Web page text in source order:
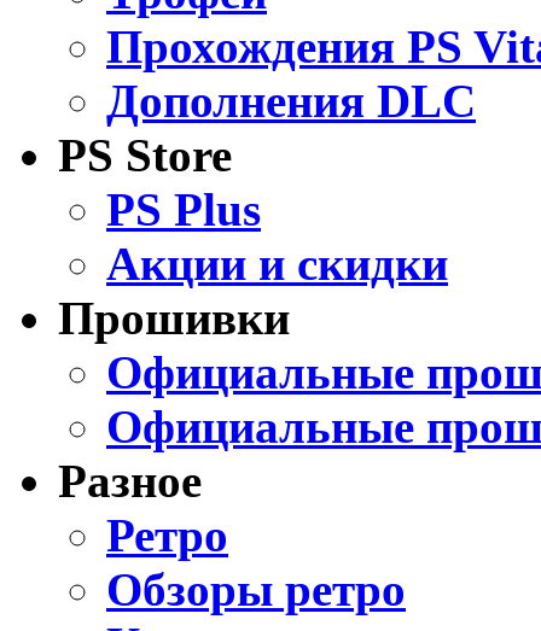
Прохождения PS
Дополнения DLC
PS Store
PS Plus
Акции и скидки
Прошивки
Официальные
Официальные
Разное
Ретро
Обзоры ретро